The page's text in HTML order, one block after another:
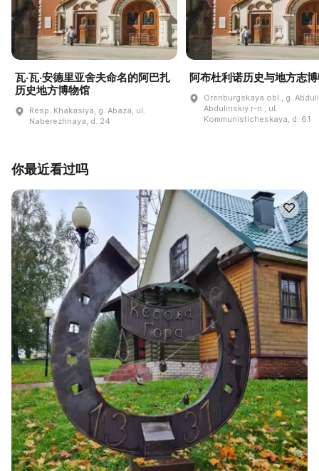
瓦·瓦·安德里亚舍夫命名的阿巴扎
历史地方博物馆
Resp. Khakasiya, g. Abaza, ul.
Naberezhnaya, d. 24
阿布杜利诺历史与地方志
Orenburgskaya obl., g.
Abdulinskiy r-n., ul.
Kommunisticheskaya, d. 61
你最近看过吗